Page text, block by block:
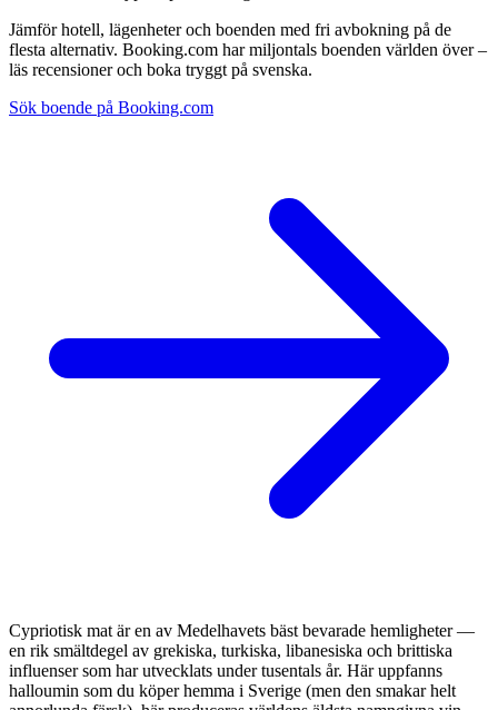
Jämför hotell, lägenheter och boenden med fri avbokning på de
flesta alternativ. Booking.com har miljontals boenden världen över –
läs recensioner och boka tryggt på svenska.
Sök boende på Booking.com
Cypriotisk mat är en av Medelhavets bäst bevarade hemligheter —
en rik smältdegel av grekiska, turkiska, libanesiska och brittiska
influenser som har utvecklats under tusentals år. Här uppfanns
halloumin som du köper hemma i Sverige (men den smakar helt